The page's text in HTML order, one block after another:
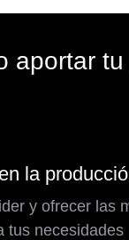
aportar
la
y ofrecer las
tus necesidades